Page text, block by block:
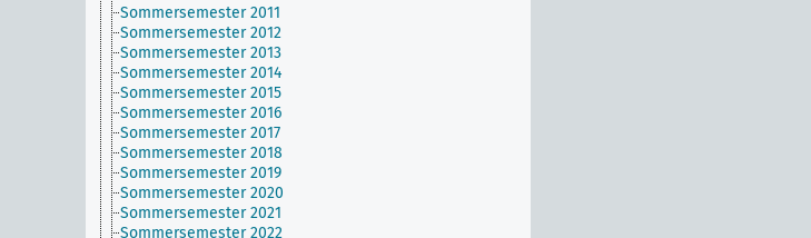
Sommersemester 2011
Sommersemester 2012
Sommersemester 2013
Sommersemester 2014
Sommersemester 2015
Sommersemester 2016
Sommersemester 2017
Sommersemester 2018
Sommersemester 2019
Sommersemester 2020
Sommersemester 2021
Sommersemester 2022